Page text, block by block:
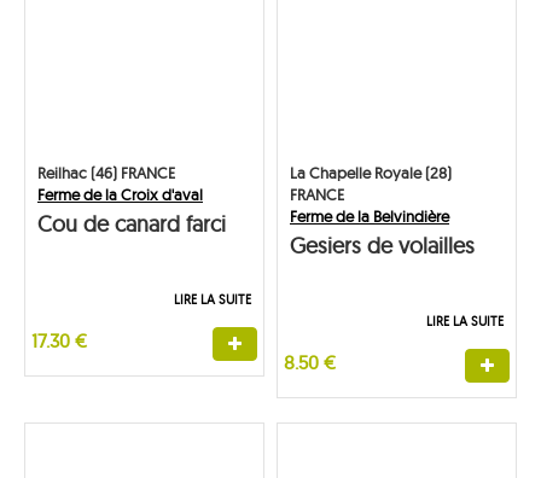
Reilhac (46) FRANCE
Ferme de la Croix d'aval
Cou de canard farci
LIRE LA SUITE
17.30 €
La Chapelle Royale (28)
FRANCE
Ferme de la Belvindière
Gesiers de volailles
LIRE LA SUITE
8.50 €